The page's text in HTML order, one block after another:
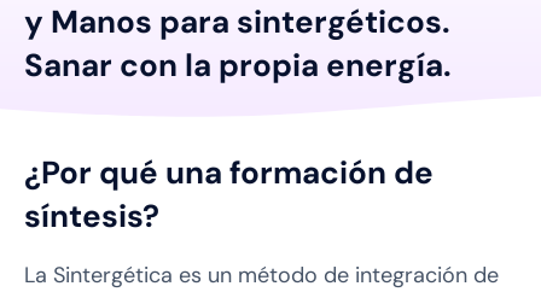
y Manos para sintergéticos.
Sanar con la propia energía.
¿Por qué una formación de
síntesis?
La Sintergética es un método de integración de